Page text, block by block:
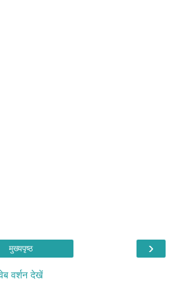
›
मुख्यपृष्ठ
वर्शन देखें